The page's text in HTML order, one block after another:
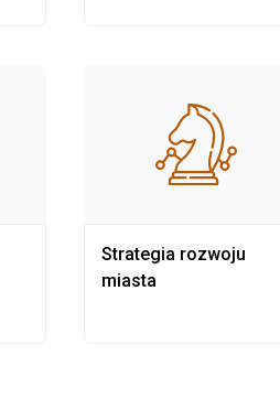
Strategia rozwoju
miasta